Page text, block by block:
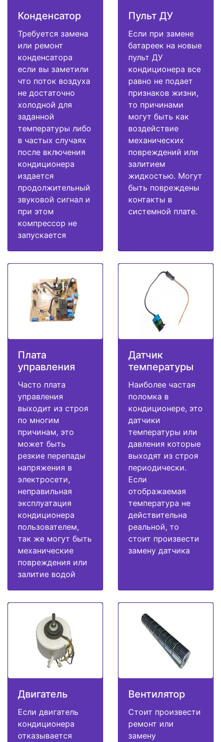
Конденсатор
Требуется замена
или ремонт
конденсатора
если вы заметили
что поток воздуха
не достаточно
холодной для
заданной
температуры либо
в частых случаях
после включения
кондиционера
издается
продолжительный
звуковой сигнал и
при этом
компрессор не
запускается
Пульт ДУ
Если при замене
батареек на новые
пульт ДУ
кондиционера все
равно не подает
признаков жизни,
то причинами
могут быть как
воздействие
механических
повреждений или
залитием
жидкостью. Могут
быть повреждены
контакты в
системной плате.
Плата
управления
Часто плата
управления
выходит из строя
по многим
причинам, это
может быть
резкие перепады
напряжения в
электросети,
неправильная
эксплуатация
кондиционера
пользователем,
так же могут быть
механические
повреждения или
залитие водой
Датчик
температуры
Наиболее частая
поломка в
кондиционере, это
датчики
температуры или
давления которые
выходят из строя
периодически.
Если
отображаемая
температура не
действительна
реальной, то
стоит произвести
замену датчика
Двигатель
Если двигатель
кондиционера
отказывается
Вентилятор
Стоит произвести
ремонт или
замену